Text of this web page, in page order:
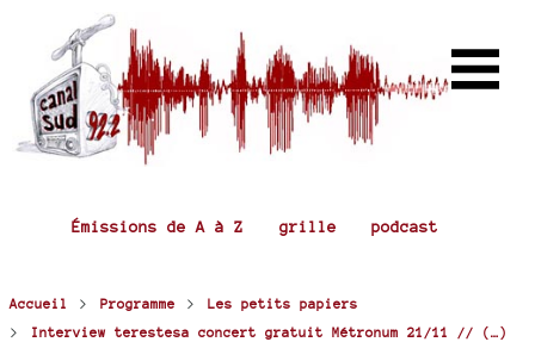
Émissions de A à Z grille podcast
Accueil > Programme > Les petits papiers
> Interview terestesa concert gratuit Métronum 21/11 // (…)